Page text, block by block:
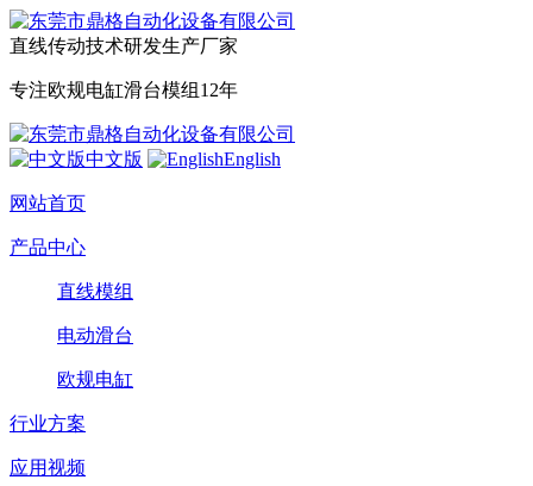
直线传动技术研发生产厂家
专注欧规电缸滑台模组12年
中文版 English
网站首页
产品中心
直线模组
电动滑台
欧规电缸
行业方案
应用视频